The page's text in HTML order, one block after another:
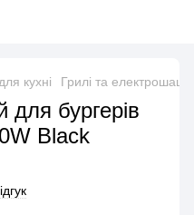
кухні Грилі та
для бургерів
Black